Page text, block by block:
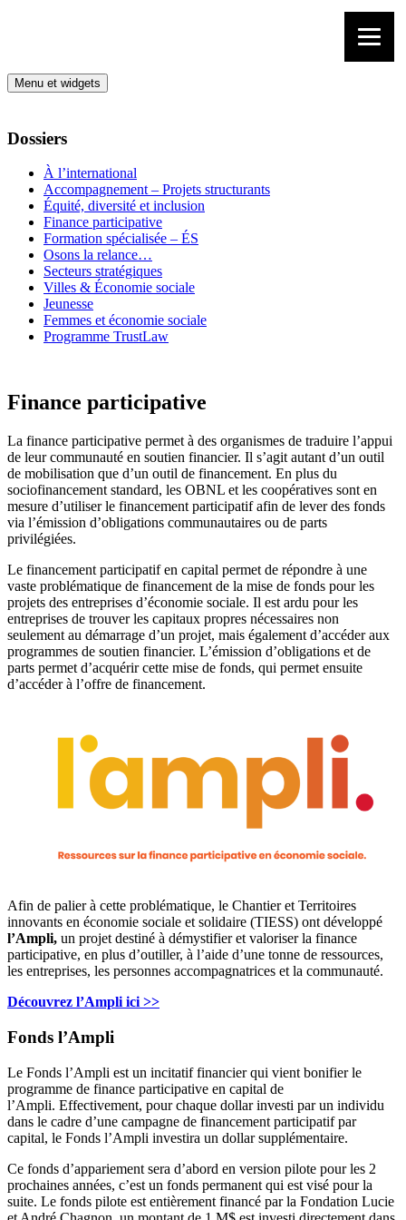
Menu et widgets
Dossiers
À l’international
Accompagnement – Projets structurants
Équité, diversité et inclusion
Finance participative
Formation spécialisée – ÉS
Osons la relance…
Secteurs stratégiques
Villes & Économie sociale
Jeunesse
Femmes et économie sociale
Programme TrustLaw
Finance participative
La finance participative permet à des organismes de traduire l’appui
de leur communauté en soutien financier. Il s’agit autant d’un outil
de mobilisation que d’un outil de financement. En plus du
sociofinancement standard, les OBNL et les coopératives sont en
mesure d’utiliser le financement participatif afin de lever des fonds
via l’émission d’obligations communautaires ou de parts
privilégiées.
Le financement participatif en capital permet de répondre à une
vaste problématique de financement de la mise de fonds pour les
projets des entreprises d’économie sociale. Il est ardu pour les
entreprises de trouver les capitaux propres nécessaires non
seulement au démarrage d’un projet, mais également d’accéder aux
programmes de soutien financier. L’émission d’obligations et de
parts permet d’acquérir cette mise de fonds, qui permet ensuite
d’accéder à l’offre de financement.
Afin de palier à cette problématique, le Chantier et Territoires
innovants en économie sociale et solidaire (TIESS) ont développé
l’Ampli, un projet destiné à démystifier et valoriser la finance
participative, en plus d’outiller, à l’aide d’une tonne de ressources,
les entreprises, les personnes accompagnatrices et la communauté.
Découvrez l’Ampli ici >>
Fonds l’Ampli
Le Fonds l’Ampli est un incitatif financier qui vient bonifier le
programme de finance participative en capital de
l’Ampli. Effectivement, pour chaque dollar investi par un individu
dans le cadre d’une campagne de financement participatif par
capital, le Fonds l’Ampli investira un dollar supplémentaire.
Ce fonds d’appariement sera d’abord en version pilote pour les 2
prochaines années, c’est un fonds permanent qui est visé pour la
suite. Le fonds pilote est entièrement financé par la Fondation Lucie